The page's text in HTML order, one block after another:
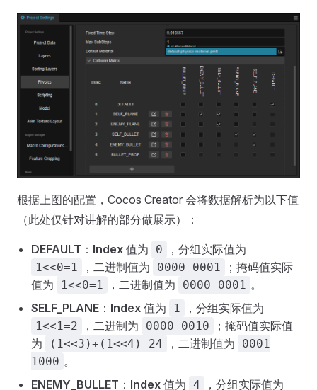
根据上图的配置，Cocos Creator 会将数据解析为以下值
（此处仅针对讲解的部分做展示）：
DEFAULT ： Index 值为 0 ，分组实际值为
1<<0=1 ，二进制值为 0000 0001
；掩码值实际
值为
1<<0=1 ，二进制值为 0000 0001 。
SELF_PLANE ： Index 值为 1 ，分组实际值为
1<<1=2 ，二进制为 0000 0010
；掩码值实际值
为
(1<<3)+(1<<4)=24 ，二进制值为
0001
1000 。
ENEMY_BULLET ： Index 值为 4 ，分组实际值为